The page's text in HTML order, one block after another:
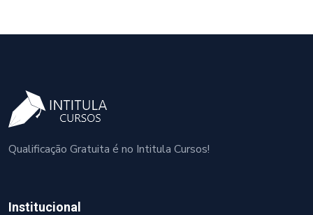
Qualificação Gratuita é no Intitula Cursos!
Institucional